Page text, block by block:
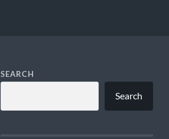
SEARCH
Search